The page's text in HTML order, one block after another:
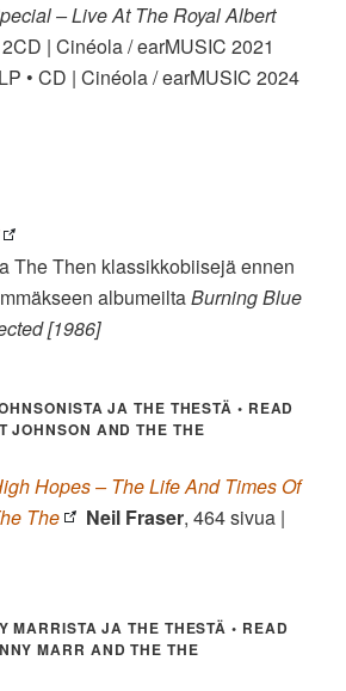
– Live At The Royal Albert
2CD | Cinéola / earMUSIC 2021
• CD | Cinéola / earMUSIC 2024
The Then klassikkobiisejä ennen
albumeiltaBurning Blue
[1986]
JA THE THESTÄ • READ
JOHNSON AND THE THE
Hopes – The Life And Times Of
The
Neil Fraser, 464 sivua |
MARRISTA JA THE THESTÄ • READ
MARR AND THE THE